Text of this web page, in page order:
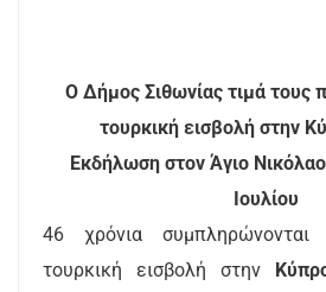
Ο Δήμος Σιθωνίας τιμά τους
τουρκική εισβολή στην
Εκδήλωση στον Άγιο
Ιουλίου
46 χρόνια
τουρκική εισβολή στην